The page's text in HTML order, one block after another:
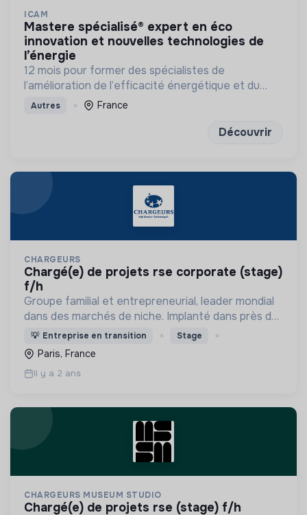
ICAM
mastere spécialisé® expert en éco
innovation et nouvelles technologies de
l’énergie
12 mois pour former des spécialistes de
l’amélioration de l’efficacité énergétique et du
développement des énergies renouvelables
Autres France
Découvrir
CHARGEURS
chargé(e) de projets rse corporate (stage)
f/h
Groupe familial et entrepreneurial, leader mondial
dans des marchés de niche. Implanté dans près de
100 pays et organisé autour de deux pôles
stratégiques : technologies industrielles et luxe
💡 Entreprise en transition Stage
Paris, France
Il y a 2 ans
CHARGEURS MUSEUM STUDIO
chargé(e) de projets rse (stage) f/h